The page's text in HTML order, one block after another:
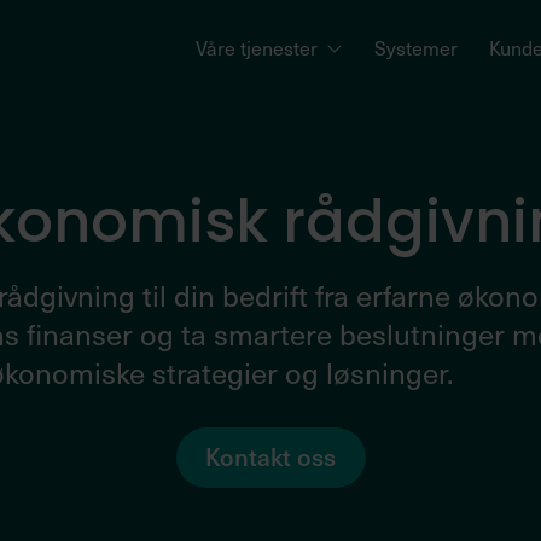
Våre tjenester
Central
Regnskap
Business NXT
Regnskap
Finans oppsett i BC
Fagstøtte i Business
Continia Document
Semine AI
Systemer
til din bedrift fra erfarne
finanser og ta smartere beslutninger
strategier og løsninger.
Kontakt oss